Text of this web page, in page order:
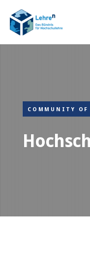
COMMUNITY OF